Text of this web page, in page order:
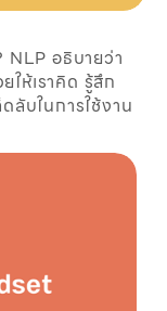
NLP อธิบายว่า
ห้เราคิด รู้สึก
ลับในการใช้งาน